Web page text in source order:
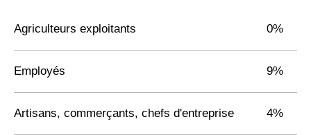
Agriculteurs exploitants 0%
Employés 9%
Artisans, commerçants, chefs d'entreprise 4%